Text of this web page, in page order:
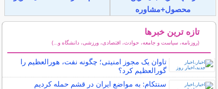
محصول+مشاوره
تازه ترین خبرها
(روزنامه، سیاست و جامعه، حوادث، اقتصادی، ورزشی، دانشگاه و...)
تاوان یک مجوز امنیتی؛ چگونه نفت، هورالعظیم را
گورالعظیم کرد؟
سنتکام: به مواضع ایران در قشم حمله کردیم